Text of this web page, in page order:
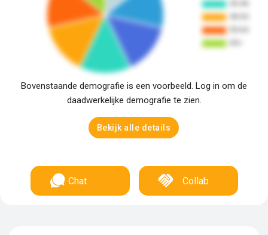
Bovenstaande demografie is een voorbeeld. Log in om de
daadwerkelijke demografie te zien.
Bekijk alle details
Chat Collab